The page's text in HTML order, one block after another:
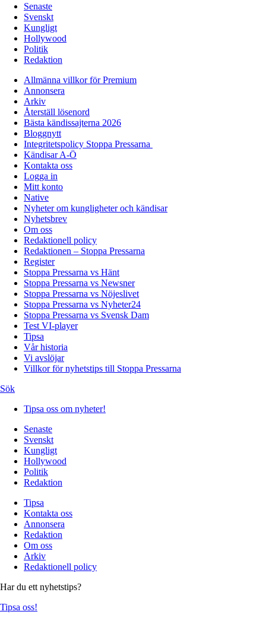
Senaste
Svenskt
Kungligt
Hollywood
Politik
Redaktion
Allmänna villkor för Premium
Annonsera
Arkiv
Återställ lösenord
Bästa kändissajterna 2026
Bloggnytt
Integritetspolicy Stoppa Pressarna
Kändisar A-Ö
Kontakta oss
Logga in
Mitt konto
Native
Nyheter om kungligheter och kändisar
Nyhetsbrev
Om oss
Redaktionell policy
Redaktionen – Stoppa Pressarna
Register
Stoppa Pressarna vs Hänt
Stoppa Pressarna vs Newsner
Stoppa Pressarna vs Nöjeslivet
Stoppa Pressarna vs Nyheter24
Stoppa Pressarna vs Svensk Dam
Test VI-player
Tipsa
Vår historia
Vi avslöjar
Villkor för nyhetstips till Stoppa Pressarna
Sök
Tipsa oss om nyheter!
Senaste
Svenskt
Kungligt
Hollywood
Politik
Redaktion
Tipsa
Kontakta oss
Annonsera
Redaktion
Om oss
Arkiv
Redaktionell policy
Har du ett nyhetstips?
Tipsa oss!